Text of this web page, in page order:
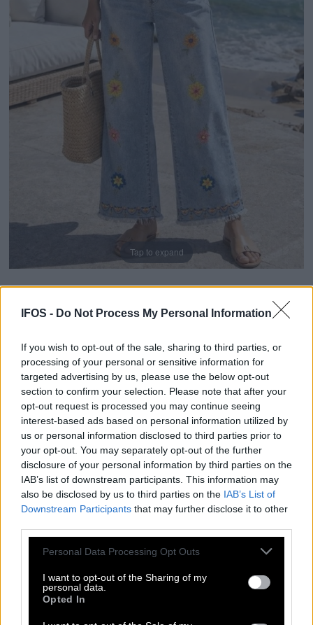
IFOS - Do Not Process My Personal Information
If you wish to opt-out of the sale, sharing to third parties, or
processing of your personal or sensitive information for
targeted advertising by us, please use the below opt-out
section to confirm your selection. Please note that after your
opt-out request is processed you may continue seeing
interest-based ads based on personal information utilized by
us or personal information disclosed to third parties prior to
your opt-out. You may separately opt-out of the further
disclosure of your personal information by third parties on the
IAB’s list of downstream participants. This information may
also be disclosed by us to third parties on the IAB’s List of
Downstream Participants that may further disclose it to other
Please note that this website/app uses one or more Google
not limited to your visit or usage behaviour. You may click to
grant or deny consent to Google and its third-party tags to
use your data for below specified purposes in below Google
consent section.
Personal Data Processing Opt Outs
I want to opt-out of the Sharing of my
personal data.
Opted In
Tap to expand
Γυναικείο Ανοιχτό Μπλε Τζιν
Γιλέκο με Πολύχρωμα
Κεντημένα Λουλούδια και
Ethnic Μπορντούρα-Ε452
Κωδικός: Ε452
Διαθεσιμότητα:
Παράδοση σε 1 - 3 ημέρες
90,00 €
79,90 €
Δείτε περισσότερα από ΑΜΑΝΙΚΑ
ΧρώμαΧρώμα
Μέγεθος
L-XL
Regular FitPlus Size